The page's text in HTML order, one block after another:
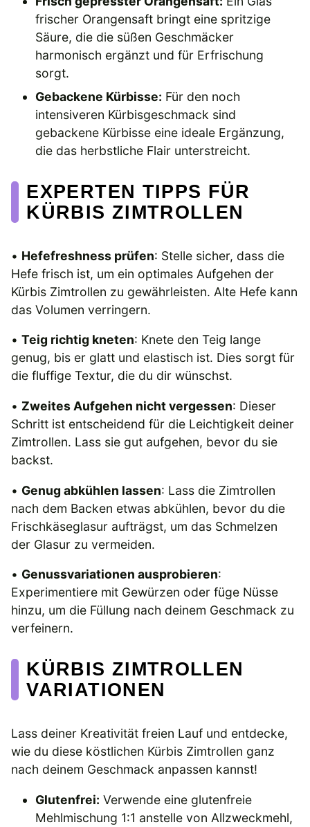
frischer Orangensaft bringt eine spritzige
Säure, die die süßen Geschmäcker
harmonisch ergänzt und für Erfrischung
sorgt.
Gebackene Kürbisse: Für den noch
intensiveren Kürbisgeschmack sind
gebackene Kürbisse eine ideale Ergänzung,
die das herbstliche Flair unterstreicht.
EXPERTEN TIPPS FÜR
KÜRBIS ZIMTROLLEN
• Hefefreshness prüfen: Stelle sicher, dass die
Hefe frisch ist, um ein optimales Aufgehen der
Kürbis Zimtrollen zu gewährleisten. Alte Hefe kann
das Volumen verringern.
• Teig richtig kneten: Knete den Teig lange
genug, bis er glatt und elastisch ist. Dies sorgt für
die fluffige Textur, die du dir wünschst.
• Zweites Aufgehen nicht vergessen: Dieser
Schritt ist entscheidend für die Leichtigkeit deiner
Zimtrollen. Lass sie gut aufgehen, bevor du sie
backst.
• Genug abkühlen lassen: Lass die Zimtrollen
nach dem Backen etwas abkühlen, bevor du die
Frischkäseglasur aufträgst, um das Schmelzen
der Glasur zu vermeiden.
• Genussvariationen ausprobieren:
Experimentiere mit Gewürzen oder füge Nüsse
hinzu, um die Füllung nach deinem Geschmack zu
verfeinern.
KÜRBIS ZIMTROLLEN
VARIATIONEN
Lass deiner Kreativität freien Lauf und entdecke,
wie du diese köstlichen Kürbis Zimtrollen ganz
nach deinem Geschmack anpassen kannst!
Glutenfrei: Verwende eine glutenfreie
Mehlmischung 1:1 anstelle von Allzweckmehl,